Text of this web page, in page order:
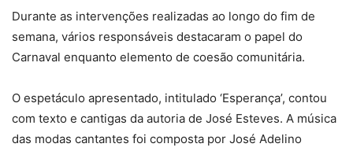
Durante as intervenções realizadas ao longo do fim de
semana, vários responsáveis destacaram o papel do
Carnaval enquanto elemento de coesão comunitária.
O espetáculo apresentado, intitulado ‘Esperança’, contou
com texto e cantigas da autoria de José Esteves. A música
das modas cantantes foi composta por José Adelino